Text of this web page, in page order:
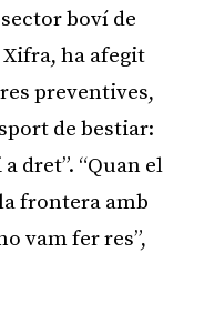
boví de
Xifra, ha afegit
preventives,
de bestiar:
dret”. “Quan el
frontera amb
vam fer res”,